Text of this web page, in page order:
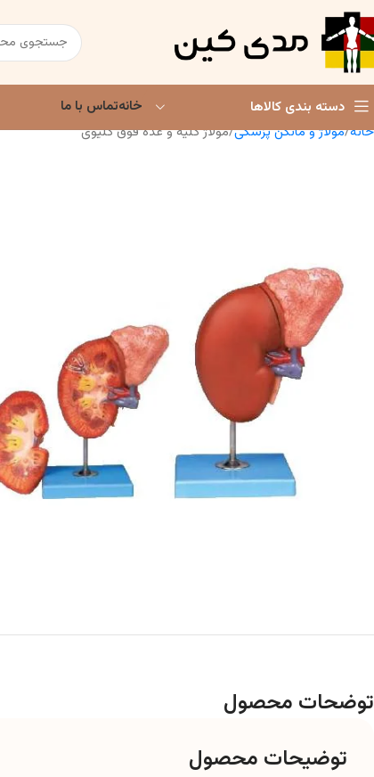
دسته بندی کالاها خانهتماس با ما
خانه مولاژ و مانکن پزشکی مولاژ کلیه و غده فوق کلیوی
توضحات محصول
توضیحات محصول